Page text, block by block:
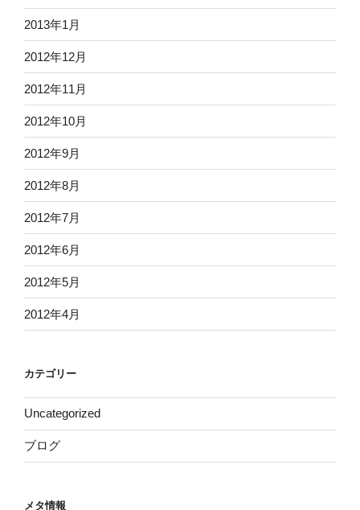
2013年1月
2012年12月
2012年11月
2012年10月
2012年9月
2012年8月
2012年7月
2012年6月
2012年5月
2012年4月
カテゴリー
Uncategorized
ブログ
メタ情報